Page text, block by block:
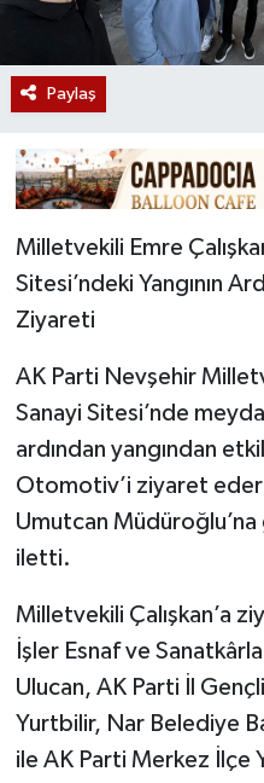
Paylaş
Milletvekili Emre
Sitesi’ndeki Yangının
Ziyareti
AK Parti Nevşehir
Sanayi Sitesi’nde
ardından yangından
Otomotiv’i ziyaret
Umutcan
iletti.
Milletvekili Çalışkan’a
İşler Esnaf ve
Ulucan, AK Parti İl
Yurtbilir, Nar Belediye
ile AK Parti Merkez İlçe